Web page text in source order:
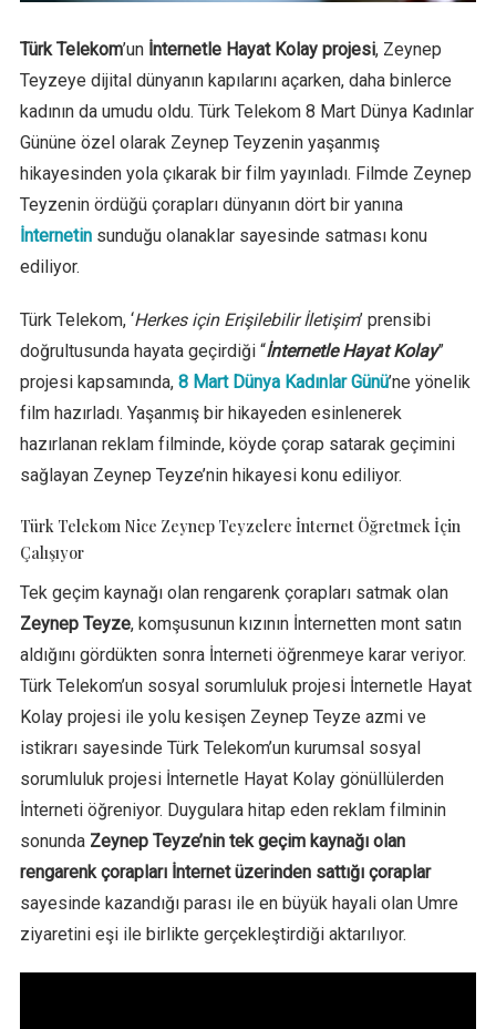
Türk Telekom’un İnternetle Hayat Kolay projesi, Zeynep
Teyzeye dijital dünyanın kapılarını açarken, daha binlerce
kadının da umudu oldu. Türk Telekom 8 Mart Dünya Kadınlar
Gününe özel olarak Zeynep Teyzenin yaşanmış
hikayesinden yola çıkarak bir film yayınladı. Filmde Zeynep
Teyzenin ördüğü çorapları dünyanın dört bir yanına
İnternetinsunduğu olanaklar sayesinde satması konu
ediliyor.
Türk Telekom, ‘Herkes için Erişilebilir İletişim’ prensibi
doğrultusunda hayata geçirdiği “İnternetle Hayat Kolay”
projesi kapsamında, 8 Mart Dünya Kadınlar Günü’ne yönelik
film hazırladı. Yaşanmış bir hikayeden esinlenerek
hazırlanan reklam filminde, köyde çorap satarak geçimini
sağlayan Zeynep Teyze’nin hikayesi konu ediliyor.
Türk Telekom Nice Zeynep Teyzelere İnternet Öğretmek İçin
Çalışıyor
Tek geçim kaynağı olan rengarenk çorapları satmak olan
Zeynep Teyze, komşusunun kızının İnternetten mont satın
aldığını gördükten sonra İnterneti öğrenmeye karar veriyor.
Türk Telekom’un sosyal sorumluluk projesi İnternetle Hayat
Kolay projesi ile yolu kesişen Zeynep Teyze azmi ve
istikrarı sayesinde Türk Telekom’un kurumsal sosyal
sorumluluk projesi İnternetle Hayat Kolay gönüllülerden
İnterneti öğreniyor. Duygulara hitap eden reklam filminin
sonunda Zeynep Teyze’nin tek geçim kaynağı olan
rengarenk çorapları İnternet üzerinden sattığı çoraplar
sayesinde kazandığı parası ile en büyük hayali olan Umre
ziyaretini eşi ile birlikte gerçekleştirdiği aktarılıyor.